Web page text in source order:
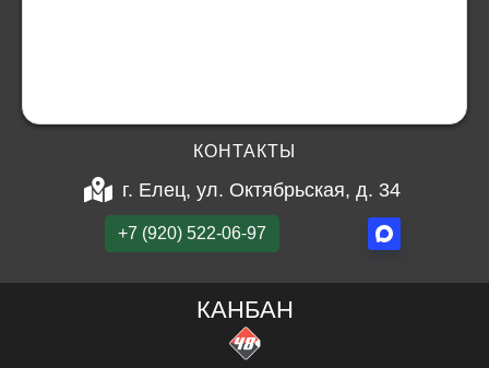
КОНТАКТЫ
г. Елец, ул. Октябрьская, д. 34
+7 (920) 522-06-97
КАНБАН